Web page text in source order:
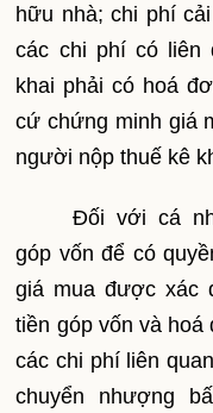
hữu nhà; chi phí
các chi phí có liên
khai phải có hoá
cứ chứng minh giá
người nộp thuế kê
Đối với cá
góp vốn để có
giá mua được xác
tiền góp vốn và
các chi phí liên
chuyển nhượng